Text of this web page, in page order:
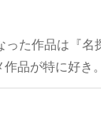
た作品は『名
品が特に好き。